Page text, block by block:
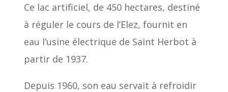
Ce lac artificiel, de 450 hectares, destiné
à réguler le cours de l’Elez, fournit en
eau l’usine électrique de Saint Herbot à
partir de 1937.
Depuis 1960, son eau servait à refroidir